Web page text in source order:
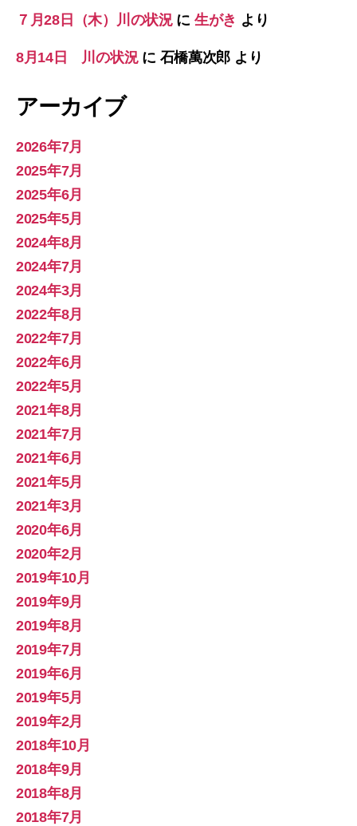
７月28日（木）川の状況に 生がき より
8月14日 川の状況に 石橋萬次郎 より
アーカイブ
2026年7月
2025年7月
2025年6月
2025年5月
2024年8月
2024年7月
2024年3月
2022年8月
2022年7月
2022年6月
2022年5月
2021年8月
2021年7月
2021年6月
2021年5月
2021年3月
2020年6月
2020年2月
2019年10月
2019年9月
2019年8月
2019年7月
2019年6月
2019年5月
2019年2月
2018年10月
2018年9月
2018年8月
2018年7月